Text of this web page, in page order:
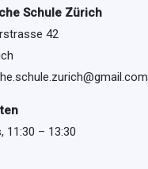
Schule Zürich
42
11:30 – 13:30